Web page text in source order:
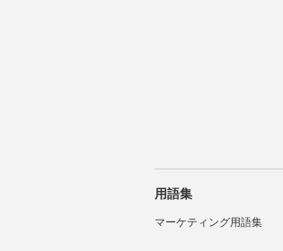
用語集
マーケティング用語集